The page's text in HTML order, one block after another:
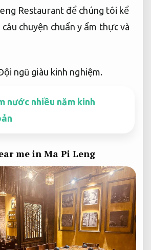
Restaurant để chúng tôi kể
chuyện chuẩn y ẩm thực và
ngũ giàu kinh nghiệm.
nước nhiều năm kinh
me in Ma Pi Leng